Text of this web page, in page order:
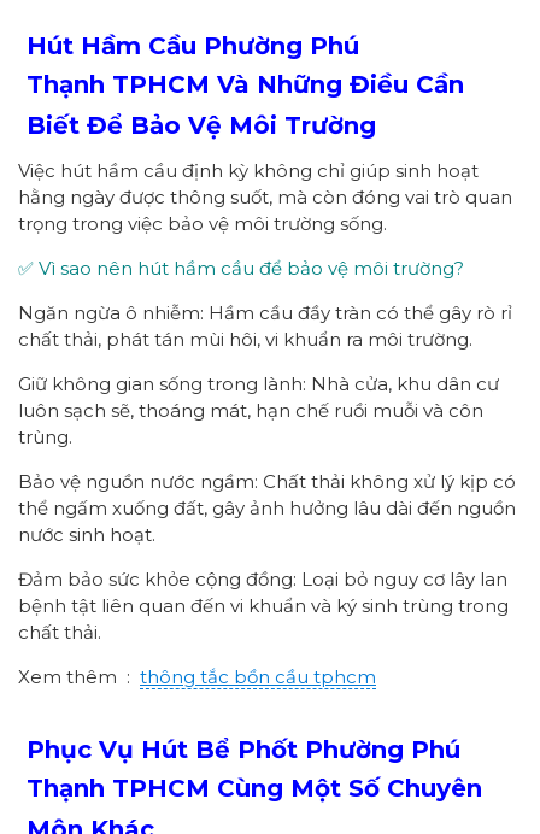
Hút Hầm Cầu Phường Phú
Thạnh TPHCM Và Những Điều Cần
Biết Để Bảo Vệ Môi Trường
Việc hút hầm cầu định kỳ không chỉ giúp sinh hoạt
hằng ngày được thông suốt, mà còn đóng vai trò quan
trọng trong việc bảo vệ môi trường sống.
✅ Vì sao nên hút hầm cầu để bảo vệ môi trường?
Ngăn ngừa ô nhiễm: Hầm cầu đầy tràn có thể gây rò rỉ
chất thải, phát tán mùi hôi, vi khuẩn ra môi trường.
Giữ không gian sống trong lành: Nhà cửa, khu dân cư
luôn sạch sẽ, thoáng mát, hạn chế ruồi muỗi và côn
trùng.
Bảo vệ nguồn nước ngầm: Chất thải không xử lý kịp có
thể ngấm xuống đất, gây ảnh hưởng lâu dài đến nguồn
nước sinh hoạt.
Đảm bảo sức khỏe cộng đồng: Loại bỏ nguy cơ lây lan
bệnh tật liên quan đến vi khuẩn và ký sinh trùng trong
chất thải.
Xem thêm : thông tắc bồn cầu tphcm
Phục Vụ Hút Bể Phốt Phường Phú
Thạnh TPHCM Cùng Một Số Chuyên